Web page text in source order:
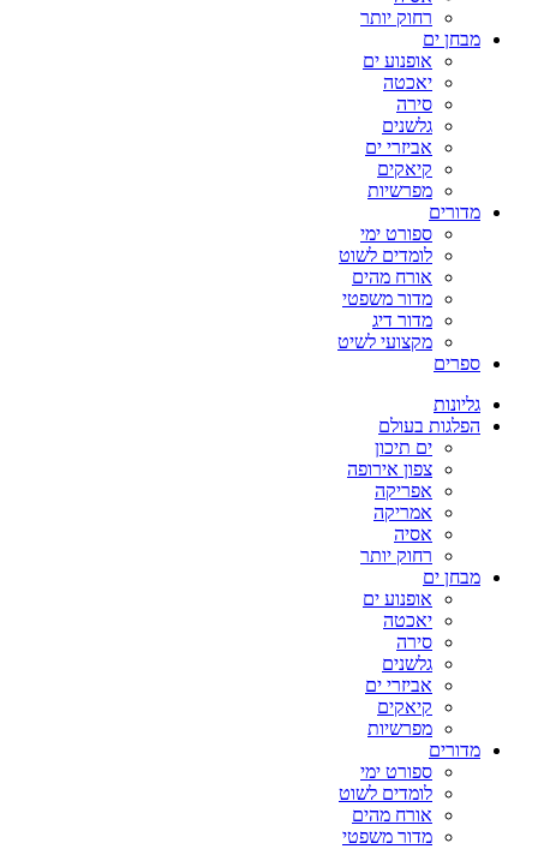
רחוק יותר
מבחן ים
אופנוע ים
יאכטה
סירה
גלשנים
אביזרי ים
קיאקים
מפרשיות
מדורים
ספורט ימי
לומדים לשוט
אורח מהים
מדור משפטי
מדור דיג
מקצועי לשיט
ספרים
גליונות
הפלגות בעולם
ים תיכון
צפון אירופה
אפריקה
אמריקה
אסיה
רחוק יותר
מבחן ים
אופנוע ים
יאכטה
סירה
גלשנים
אביזרי ים
קיאקים
מפרשיות
מדורים
ספורט ימי
לומדים לשוט
אורח מהים
מדור משפטי